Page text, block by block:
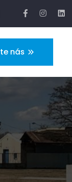
nás